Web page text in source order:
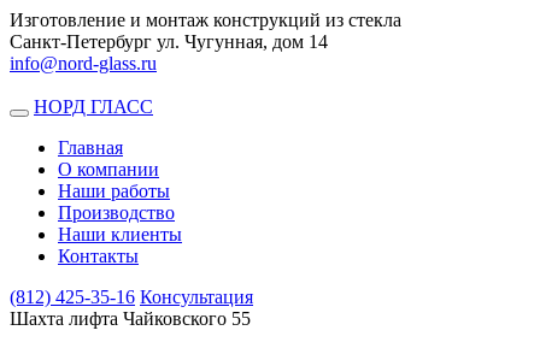
Изготовление и монтаж конструкций из стекла
Санкт-Петербург ул. Чугунная, дом 14
info@nord-glass.ru
Toggle
navigation
НОРД ГЛАСС
Главная
О компании
Наши работы
Производство
Наши клиенты
Контакты
(812) 425-35-16 Консультация
Шахта лифта Чайковского 55